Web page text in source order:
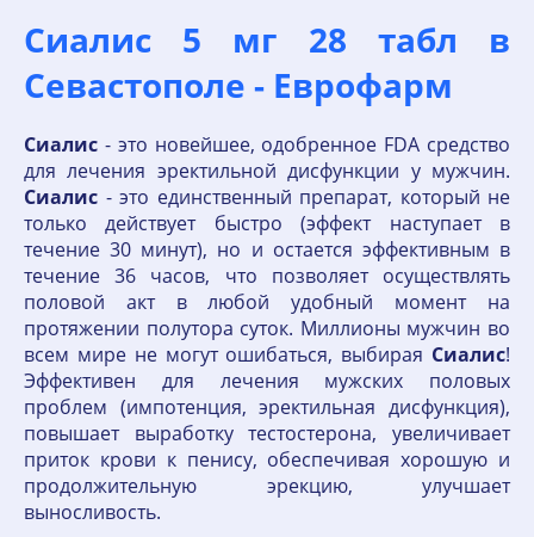
Сиалис 5 мг 28 табл в
Севастополе - Еврофарм
Сиалис - это новейшее, одобренное FDA средство
для лечения эректильной дисфункции у мужчин.
Сиалис - это единственный препарат, который не
только действует быстро (эффект наступает в
течение 30 минут), но и остается эффективным в
течение 36 часов, что позволяет осуществлять
половой акт в любой удобный момент на
протяжении полутора суток. Миллионы мужчин во
всем мире не могут ошибаться, выбирая Сиалис!
Эффективен для лечения мужских половых
проблем (импотенция, эректильная дисфункция),
повышает выработку тестостерона, увеличивает
приток крови к пенису, обеспечивая хорошую и
продолжительную эрекцию, улучшает
выносливость.